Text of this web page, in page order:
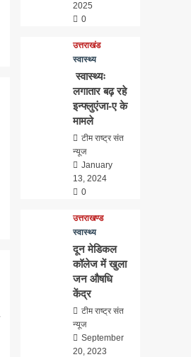
2025
0
उत्तराखंड
स्वास्थ्य
स्वास्थ्यः
लगातार बढ़ रहे
इन्फ्लुएंजा-ए के
मामले
टीम राष्ट्र संत
न्यूज
January
13, 2024
0
उत्तराखण्ड
स्वास्थ्य
दून मेडिकल
कॉलेज में खुला
जन औषधि
केंद्र
टीम राष्ट्र संत
न्यूज
September
20, 2023